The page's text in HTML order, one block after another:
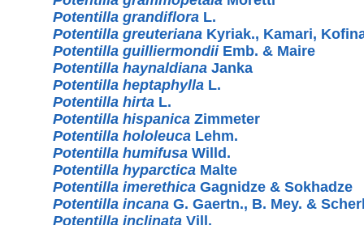
Potentilla grandiflora L.
Potentilla greuteriana Kyriak., Kamari,
Potentilla guilliermondiiEmb. & Maire
Potentilla haynaldiana Janka
Potentilla heptaphylla L.
Potentilla hirta L.
Potentilla hispanica Zimmeter
Potentilla hololeuca Lehm.
Potentilla humifusa Willd.
Potentilla hyparctica Malte
Potentilla imerethica Gagnidze & Sokhadze
Potentilla incana G. Gaertn., B. Mey. &
Potentilla inclinata Vill.